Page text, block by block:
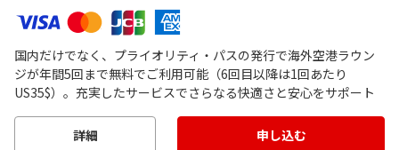
国内だけでなく、プライオリティ・パスの発行で海外空港ラウン
ジが年間5回まで無料でご利用可能（6回目以降は1回あたり
US35$）。充実したサービスでさらなる快適さと安心をサポート
詳細 申し込む